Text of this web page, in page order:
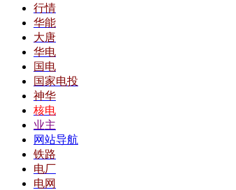
行情
华能
大唐
华电
国电
国家电投
神华
核电
业主
网站导航
铁路
电厂
电网